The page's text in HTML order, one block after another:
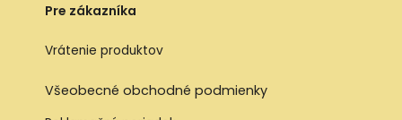
Pre zákazníka
Vrátenie produktov
Všeobecné obchodné podmienky